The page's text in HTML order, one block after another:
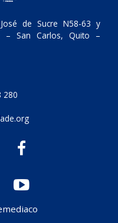
de Sucre N58-63 y
– San Carlos, Quito –
280